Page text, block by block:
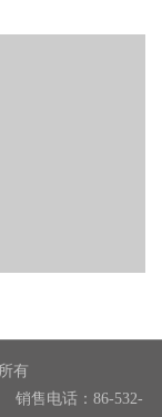
有
销售电话：86-532-